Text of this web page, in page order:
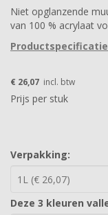
Niet opglanzende
van 100 % acrylaat
Productspecificatie
€ 26,07 incl. btw
Prijs per stuk
Verpakking:
Deze 3 kleuren